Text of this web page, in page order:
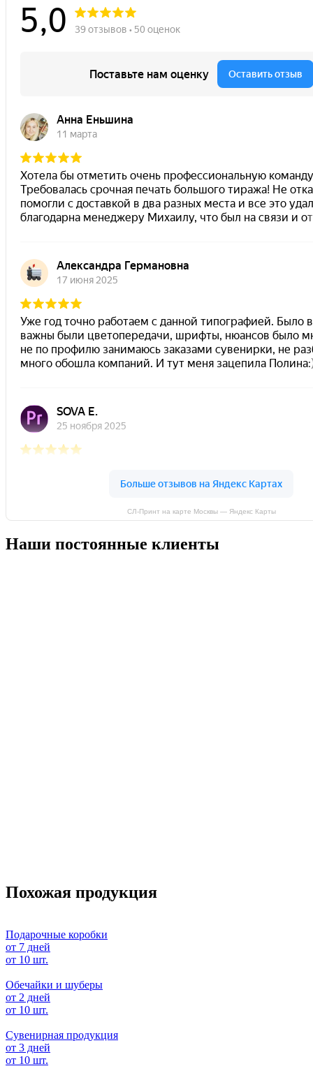
СЛ-Принт на карте Москвы — Яндекс Карты
Наши постоянные клиенты
Похожая продукция
Подарочные коробки
от 7 дней
от 10 шт.
Обечайки и шуберы
от 2 дней
от 10 шт.
Сувенирная продукция
от 3 дней
от 10 шт.